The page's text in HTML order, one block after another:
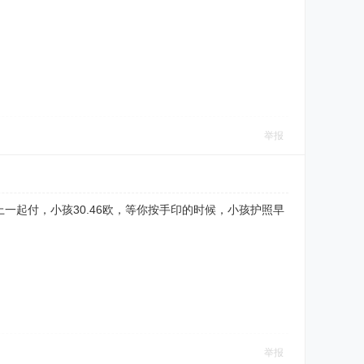
举报
起付，小孩30.46欧，等你按手印的时候，小孩护照早
举报